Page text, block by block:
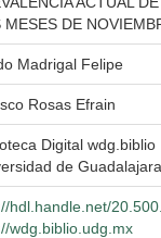
MESES DE
Madrigal Felipe
Rosas Efrain
Digital wdg.biblio
de Guadalajara
hdl.handle.net/
wdg.biblio.udg.mx